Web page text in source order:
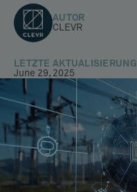
AUTOR
CLEVR
LETZTE AKTUALISIERUNG
June 29, 2025